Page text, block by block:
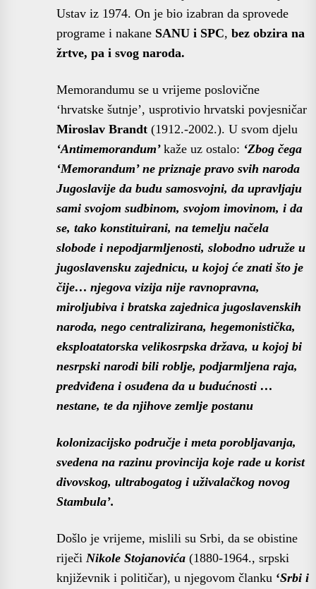
Ustav iz 1974. On je bio izabran da sprovede
programe i nakane SANU i SPC, bez obzira na
žrtve, pa i svog naroda.
Memorandumu se u vrijeme poslovične
‘hrvatske šutnje’, usprotivio hrvatski povjesničar
Miroslav Brandt (1912.-2002.). U svom djelu
‘Antimemorandum’ kaže uz ostalo: ‘Zbog čega
‘Memorandum’ ne priznaje pravo svih naroda
Jugoslavije da budu samosvojni, da upravljaju
sami svojom sudbinom, svojom imovinom, i da
se, tako konstituirani, na temelju načela
slobode i nepodjarmljenosti, slobodno udruže u
jugoslavensku zajednicu, u kojoj će znati što je
čije… njegova vizija nije ravnopravna,
miroljubiva i bratska zajednica jugoslavenskih
naroda, nego centralizirana, hegemonistička,
eksploatatorska velikosrpska država, u kojoj bi
nesrpski narodi bili roblje, podjarmljena raja,
predviđena i osuđena da u budućnosti …
nestane, te da njihove zemlje postanu
kolonizacijsko područje i meta porobljavanja,
svedena na razinu provincija koje rade u korist
divovskog, ultrabogatog i uživalačkog novog
Stambula’.
Došlo je vrijeme, mislili su Srbi, da se obistine
riječi Nikole Stojanovića (1880-1964., srpski
književnik i političar), u njegovom članku ‘Srbi i